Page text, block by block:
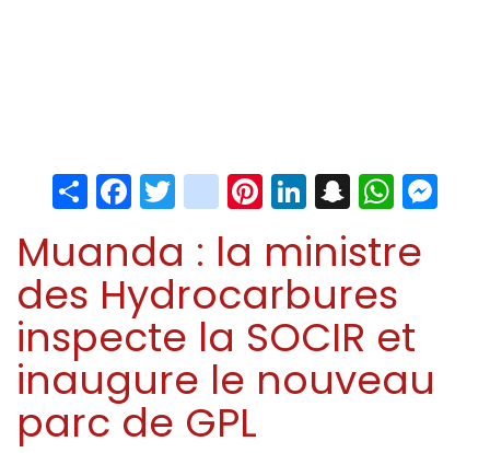
ShareFacebook
Twitter
instagram
Pinterest
LinkedIn
Snapchat
Muanda : la ministre
des Hydrocarbures
inspecte la SOCIR et
inaugure le nouveau
parc de GPL